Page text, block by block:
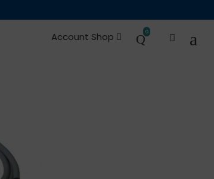
Occasioni
Account Shop 0